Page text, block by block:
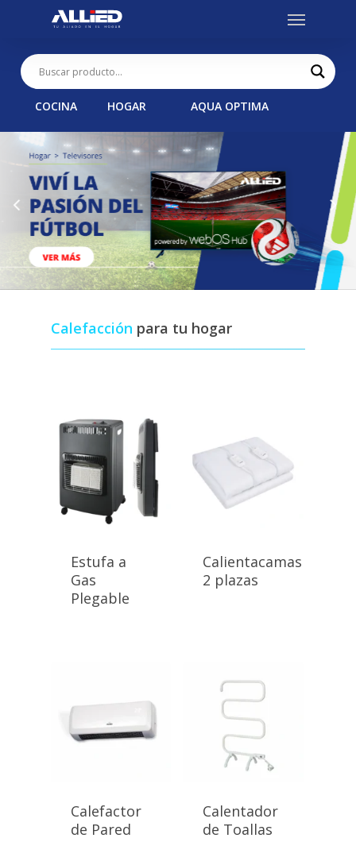
content
Menu
COCINA HOGAR AQUA OPTIMA
Calefacción para tu hogar
Estufa a
Gas
Plegable
Calientacamas
2 plazas
Calefactor
de Pared
Calentador
de Toallas